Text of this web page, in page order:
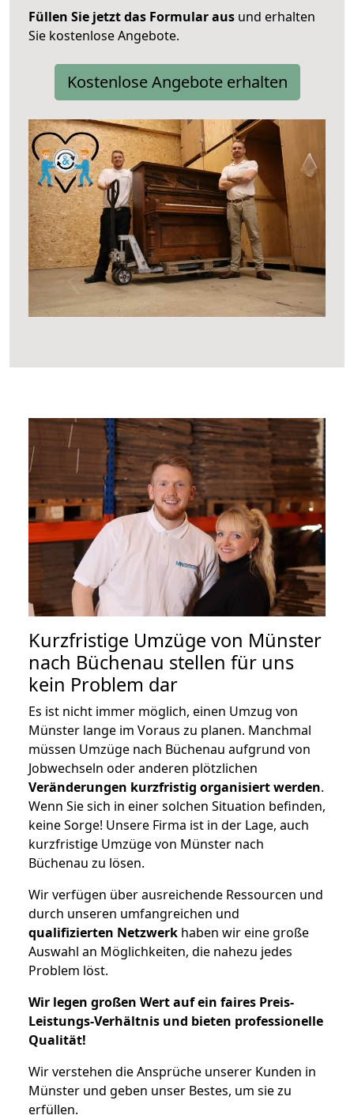
Füllen Sie jetzt das Formular aus und erhalten
Sie kostenlose Angebote.
Kostenlose Angebote erhalten
Kurzfristige Umzüge von Münster
nach Büchenau stellen für uns
kein Problem dar
Es ist nicht immer möglich, einen Umzug von
Münster lange im Voraus zu planen. Manchmal
müssen Umzüge nach Büchenau aufgrund von
Jobwechseln oder anderen plötzlichen
Veränderungen kurzfristig organisiert werden.
Wenn Sie sich in einer solchen Situation befinden,
keine Sorge! Unsere Firma ist in der Lage, auch
kurzfristige Umzüge von Münster nach
Büchenau zu lösen.
Wir verfügen über ausreichende Ressourcen und
durch unseren umfangreichen und
qualifizierten Netzwerk haben wir eine große
Auswahl an Möglichkeiten, die nahezu jedes
Problem löst.
Wir legen großen Wert auf ein faires Preis-
Leistungs-Verhältnis und bieten professionelle
Qualität!
Wir verstehen die Ansprüche unserer Kunden in
Münster und geben unser Bestes, um sie zu
erfüllen.